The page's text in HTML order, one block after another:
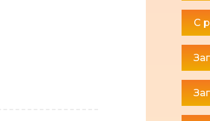
С